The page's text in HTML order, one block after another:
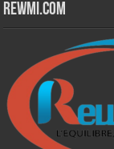
Rewmi.Com